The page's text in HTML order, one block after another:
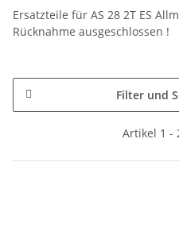
Ersatzteile für AS 28 2T ES
Rücknahme ausgeschlossen !
Filter und
Artikel 1 -